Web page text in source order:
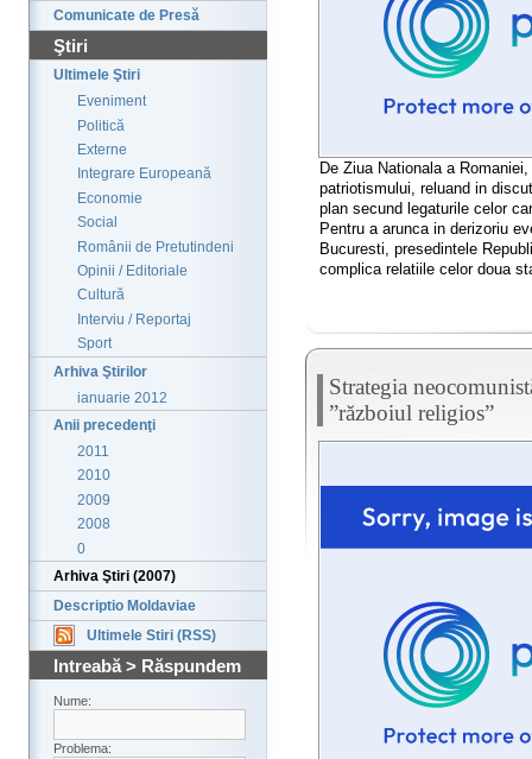
Comunicate de Presă
Ştiri
Ultimele Ştiri
Eveniment
Politică
Externe
Integrare Europeană
Economie
Social
Românii de Pretutindeni
Opinii / Editoriale
Cultură
Interviu / Reportaj
Sport
Arhiva Ştirilor
ianuarie 2012
Anii precedenţi
2011
2010
2009
2008
0
Arhiva Ştiri (2007)
Descriptio Moldaviae
Ultimele Stiri (RSS)
Intreabă > Răspundem
Nume:
Problema:
De Ziua Nationala a
patriotismului, reluand in
plan secund legaturile celor
Pentru a arunca in derizoriu
Bucuresti, presedintele
complica relatiile celor doua
Strategia
”războiul religios”